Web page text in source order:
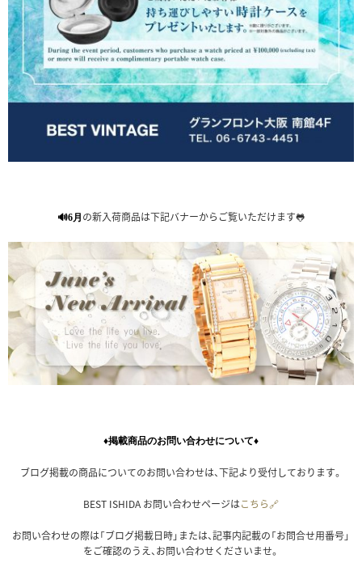
🔊6月 の新入荷商品は下記バナーからご覧いただけます🐸
♦掲載商品のお問い合わせについて♦
ブログ掲載の商品についてのお問い合わせは、下記より受付しております。
BEST ISHIDA お問い合わせページはこちら🔗
お問い合わせの際は「ブログ掲載日時」または、記事内記載の「お問合せ用番号」
をご確認のうえ、お問い合わせくださいませ。